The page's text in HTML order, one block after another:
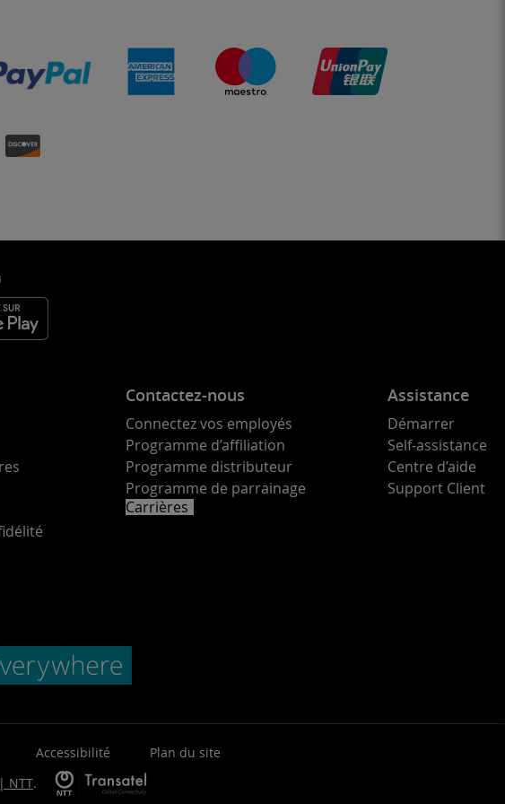
Contactez-nous
Connectez vos employés
Programme d’affiliation
Programme distributeur
Programme de parrainage
Carrières
Assistance
Démarrer
Self-assistance
Centre d’aide
Support Client
Accessibilité
Plan du site
NTT.